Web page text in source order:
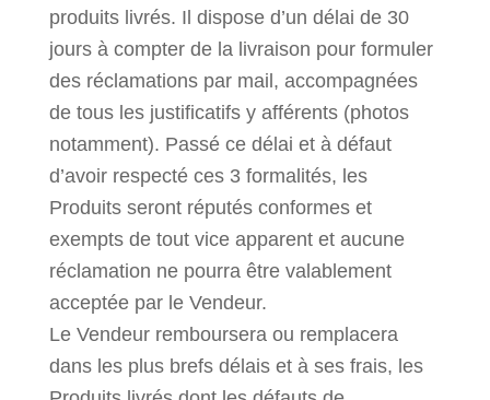
produits livrés. Il dispose d’un délai de 30
jours à compter de la livraison pour formuler
des réclamations par mail, accompagnées
de tous les justificatifs y afférents (photos
notamment). Passé ce délai et à défaut
d’avoir respecté ces 3 formalités, les
Produits seront réputés conformes et
exempts de tout vice apparent et aucune
réclamation ne pourra être valablement
acceptée par le Vendeur.
Le Vendeur remboursera ou remplacera
dans les plus brefs délais et à ses frais, les